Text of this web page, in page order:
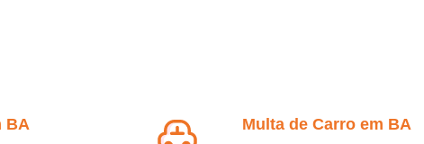
BA Multa de Carro em BA